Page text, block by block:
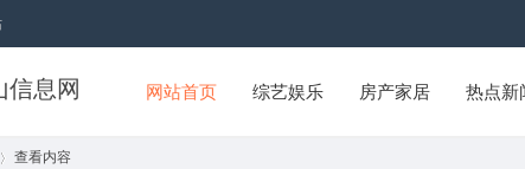
信息网 网站首页 综艺娱乐 房产家居 热点新
查看内容